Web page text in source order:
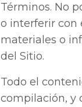
Términos. No
o interferir con
materiales o
del Sitio.
Todo el
compilación, y